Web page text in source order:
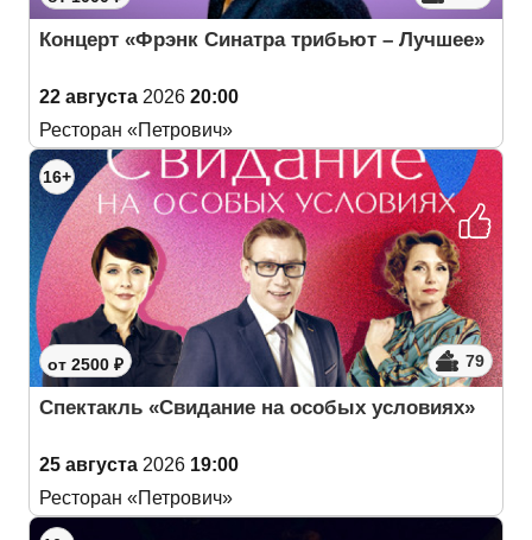
Концерт «Фрэнк Синатра трибьют – Лучшее»
22 августа 2026 20:00
Ресторан «Петрович»
16+
от 2500 ₽ 79
Спектакль «Свидание на особых условиях»
25 августа 2026 19:00
Ресторан «Петрович»